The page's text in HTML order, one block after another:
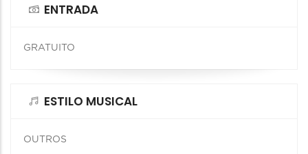
ENTRADA
GRATUITO
ESTILO MUSICAL
OUTROS